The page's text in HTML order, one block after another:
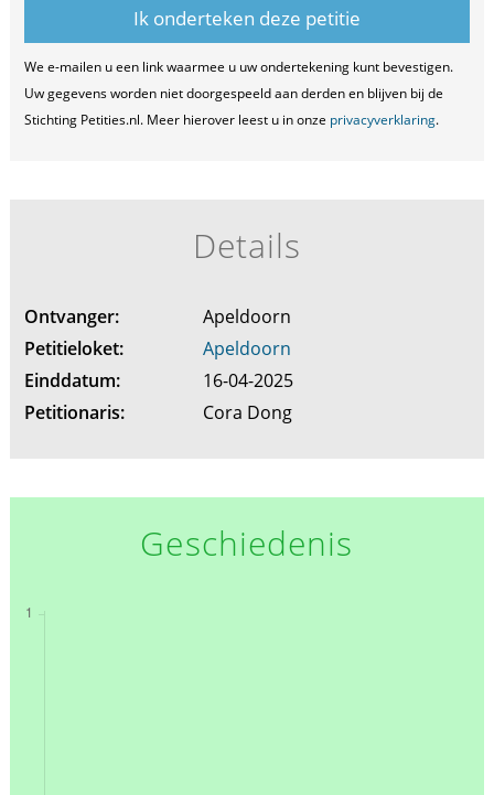
We e-mailen u een link waarmee u uw ondertekening kunt bevestigen.
Uw gegevens worden niet doorgespeeld aan derden en blijven bij de
Stichting Petities.nl. Meer hierover leest u in onze privacyverklaring.
Details
Ontvanger:
Apeldoorn
Petitieloket:
Apeldoorn
Einddatum:
16-04-2025
Petitionaris:
Cora Dong
Geschiedenis